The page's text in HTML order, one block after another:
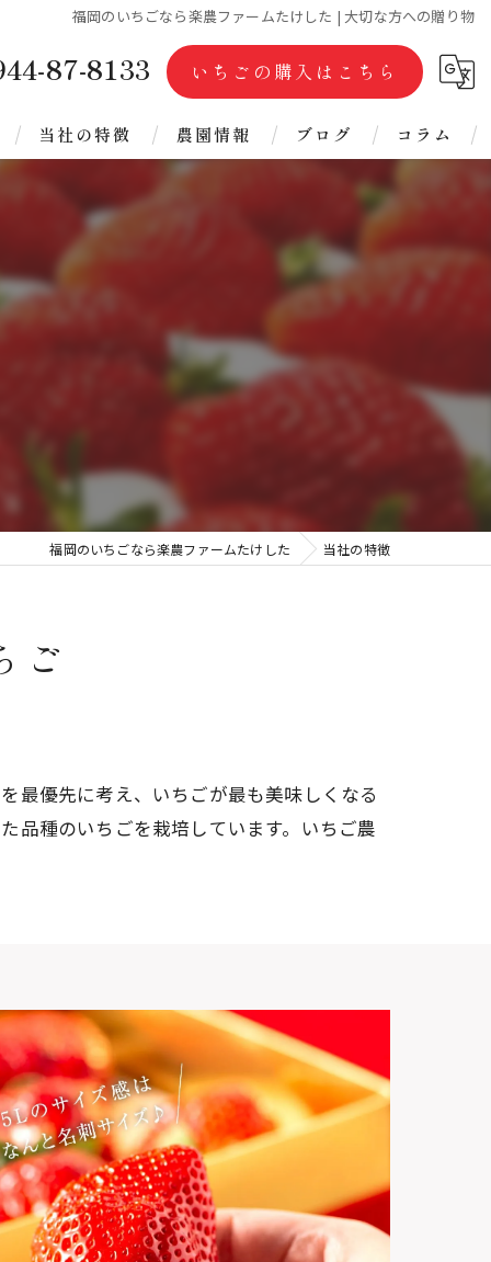
福岡のいちごなら楽農ファームたけした | 大切な方への贈り物
87-8133 いちごの購入はこちら
当社の特徴
ジャム
農園情報 ブログ
代表ブログ
コラム
福岡のいちごなら楽農ファームたけした 当社の特徴
ご
最優先に考え、いちごが最も美味しくなる
品種のいちごを栽培しています。いちご農